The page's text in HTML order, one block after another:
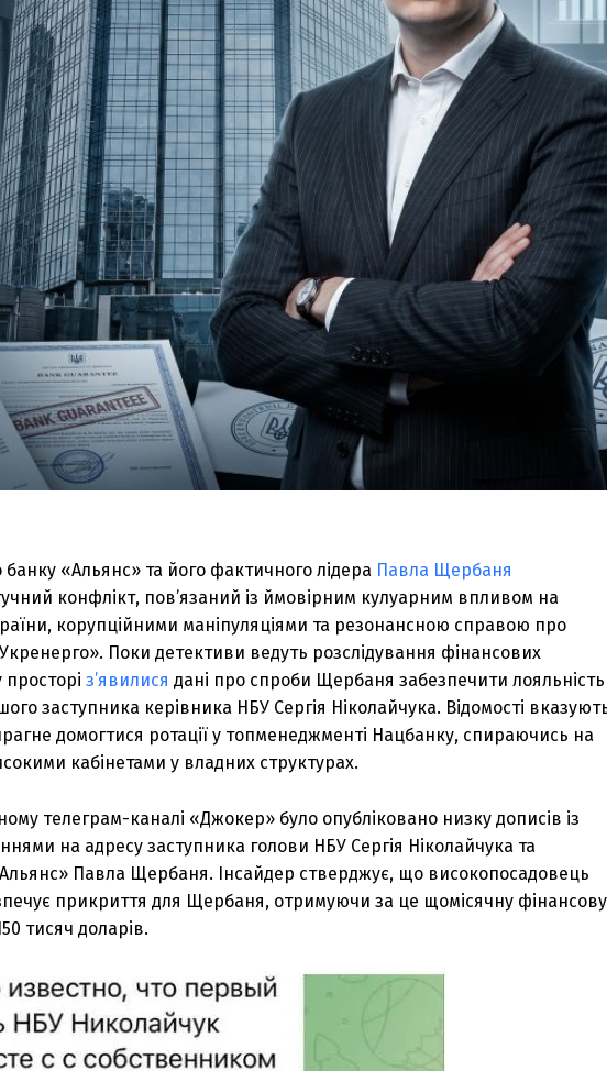
«Альянс» та його фактичного лідера Павла Щербаня
конфлікт, пов’язаний із ймовірним кулуарним впливом на
корупційними маніпуляціями та резонансною справою про
Поки детективи ведуть розслідування фінансових
просторі з’явилися дані про спроби Щербаня забезпечити лояльність
заступника керівника НБУ Сергія Ніколайчука. Відомості
домогтися ротації у топменеджменті Нацбанку, спираючись на
кабінетами у владних структурах.
телеграм-каналі «Джокер» було опубліковано низку дописів із
на адресу заступника голови НБУ Сергія Ніколайчука та
Павла Щербаня. Інсайдер стверджує, що високопосадовець
прикриття для Щербаня, отримуючи за це щомісячну фінансову
тисяч доларів.